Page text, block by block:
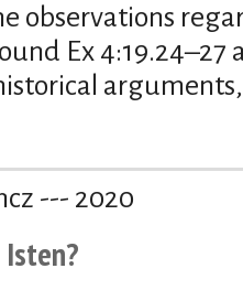
observations
Ex 4:19.24–27
--- 2020